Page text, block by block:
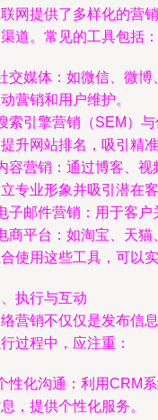
网提供了多样化的营
道。常见的工具包括：
交媒体：如微信、微
营销和用户维护。
索引擎营销（SEM）
升网站排名，吸引精准
容营销：通过博客、
专业形象并吸引潜在客
子邮件营销：用于客户
商平台：如淘宝、天猫
使用这些工具，可以
执行与互动
营销不仅仅是发布信
过程中，应注重：
性化沟通：利用CRM
，提供个性化服务。